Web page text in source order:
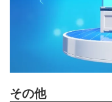
その他